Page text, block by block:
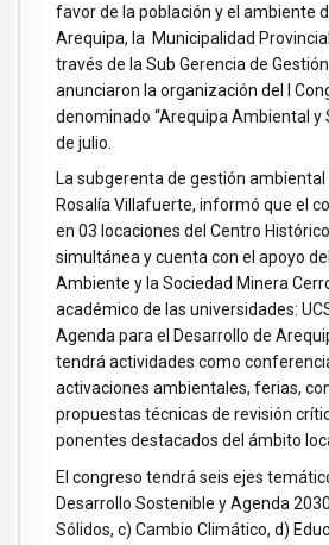
favor de la población y el ambiente
Arequipa, la Municipalidad
través de la Sub Gerencia de
anunciaron la organización del I
denominado “Arequipa Ambiental y
de julio.
La subgerenta de gestión ambiental
Rosalía Villafuerte, informó que el
en 03 locaciones del Centro
simultánea y cuenta con el apoyo
Ambiente y la Sociedad Minera
académico de las universidades:
Agenda para el Desarrollo de
tendrá actividades como
activaciones ambientales, ferias,
propuestas técnicas de revisión
ponentes destacados del ámbito
El congreso tendrá seis ejes
Desarrollo Sostenible y Agenda
Sólidos, c) Cambio Climático, d)